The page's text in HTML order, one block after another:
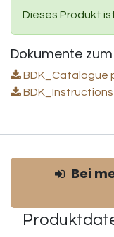
Dieses Produkt
Dokumente
BDK_Catalogue
Bei